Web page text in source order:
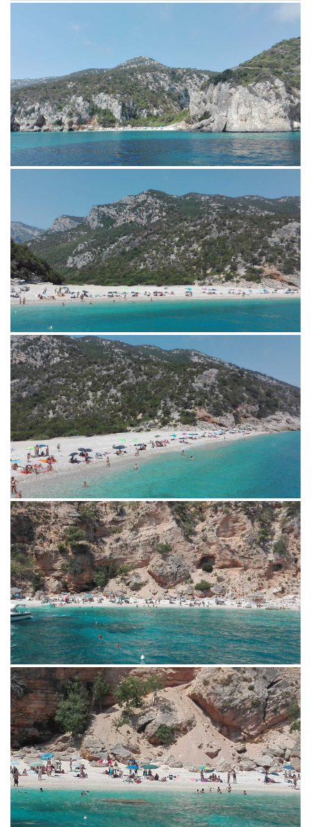
posti auto sempre liberi e
gratuiti. Si respira un'aria
salubre, nel silenzio e nella
tranquillità più assoluti ed
ogni meta del Golfo di Orosei
è a breve distanza. Vacanze
distensive nel mare più bello
d'Italia per periodi minimi di
una settimana. Per
www.calagononevacanze.org
info@calagononevacanze.org
L'appartamento al primo
piano ha una camera da letto
matrimoniale, una cucina-
living ed un bagno. Inoltre la
grande terrazza consente di
mangiare all'aperto con una
splendida vista mare.
Tutti e due gli appartamenti
sono dotati di lavatrice e di
tutti i confort. Lenzuola,
ferro ed asse da stiro, phone,
vengono forniti dalla
proprietà.
Verrete accolti con gentilezza
e disponibilità facendovi
sentire come in famiglia.
I proprietari sono a vostra
disposizione per qualunque
necessità e per indicazioni e
consigli su spiagge, luoghi di
interesse naturalistico,
tradizioni locali ed
enogastonomia.
www.calagononevacanze.org
+39 3492317246
info@calagononevacanze.org